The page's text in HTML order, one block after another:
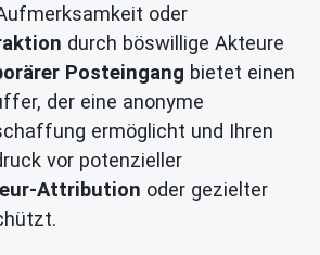
oder
durch böswillige Akteure
Posteingang bietet einen
der eine anonyme
ermöglicht und Ihren
vor potenzieller
Attribution oder gezielter